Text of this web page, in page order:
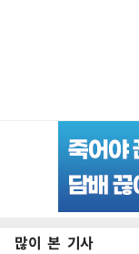
많이 본 기사